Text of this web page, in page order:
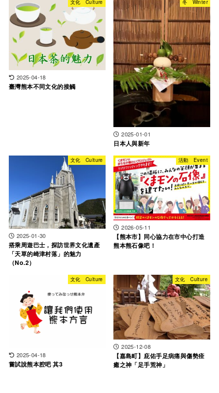
文化 Culture
2025-04-18
臺灣熊本不同文化的接觸
冬 Winter
2025-01-01
日本人與新年
文化 Culture
2025-01-30
搭乘周遊巴士，探訪世界文化遺產
「天草的崎津村落」的魅力
（No.2）
活動 Event
2026-05-11
【熊本市】同心協力在市中心打造
熊本熊石像吧！
文化 Culture
2025-04-18
嘗試說熊本腔吧 其3
文化 Culture
2025-12-08
【嘉島町】庇佑手足病痛與傷勢痊
癒之神「足手荒神」